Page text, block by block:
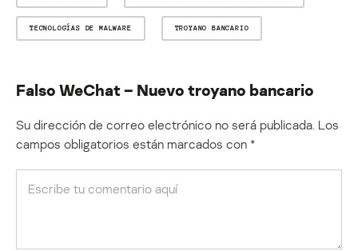
TECNOLOGÍAS DE MALWARE TROYANO BANCARIO
Falso WeChat – Nuevo troyano bancario
Su dirección de correo electrónico no será publicada. Los
campos obligatorios están marcados con *